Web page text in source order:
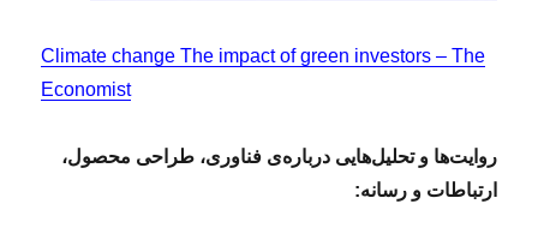
Climate change The impact of green investors – The
Economist
روایت‌ها و تحلیل‌هایی درباره‌ی فناوری، طراحی محصول،
ارتباطات و رسانه: